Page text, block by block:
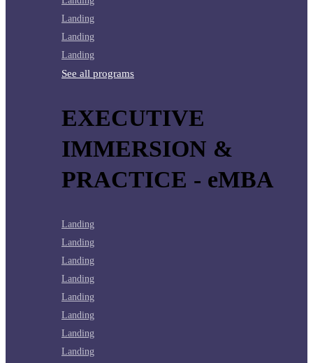
Landing
Landing
Landing
See all programs
EXECUTIVE
IMMERSION &
PRACTICE - eMBA
Landing
Landing
Landing
Landing
Landing
Landing
Landing
Landing